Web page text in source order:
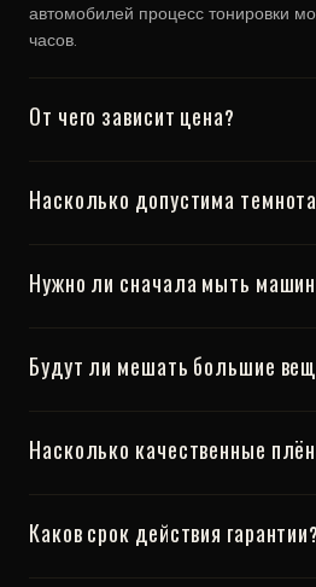
автомобилей процесс тонировки
часов.
От чего зависит цена?
Насколько допустима
Нужно ли сначала мыть
Будут ли мешать большие
Насколько качественные
Каков срок действия гарантии?